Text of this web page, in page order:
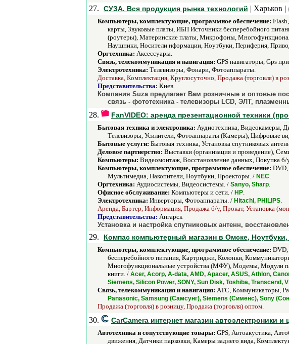
27. СУЗА. Вся продукция рынка технологий | Харьков |
Компьютеры, комплектующие, программное обеспечение:
карты, Звуковые платы, ИБП Источники бесперебойного
(роутеры), Материнские платы, Микрофоны,
Наушники, Носители нформации, Ноутбуки, Периферия,
Оргтехника: Аксессуары.
Связь, телекоммуникация и навигация: GPS навигаторы, Gps
Электротехника: Телевизоры, Фонари, Фотоаппараты.
Доставка, Комплектация, Круглосуточно, Продажа (торговля) в
Представительства: Киев
Компания Suza предлагает Вам розничные и оптовые
связь - фототехника - телевизоры LCD, ЭЛТ,
28. FanVIDEO: аренда презентационной техники
Бытовая техника и электроника: Аудиотехника, Видеокамеры,
Телевизоры, Усилители, Фотоаппараты (Камеры), Цифровые
Бытовые услуги: Бытовая техника, Установка спутниковых
Деловое партнерство: Выставки (организация и проведение),
Компьютеры: Видеомонтаж, Восстановление данных, Покупка б/
Компьютеры, комплектующие, программное обеспечение: DVD,
Мультимедиа, Накопители, Ноутбуки, Проекторы. / NEC.
Оргтехника: Аудиосистемы, Видеосистемы. / Sanyo, Sharp.
Офисное обслуживание: Компьютеры и сети. / HP.
Электротехника: Инверторы, Фотоаппараты. / Hitachi, PHILIPS.
Аренда, Бартер, Информация, Продажа б/у, Прокат, Установка
Представительства: Ангарск
Установка и настройка спутниковых антенн,
29. Компас компьютерный магазин в Омске,
Компьютеры, комплектующие, программное обеспечение:
бесперебойного питания, Картриджи, Колонки,
Многофункциональные устройства (МФУ), Модемы, Модули
книги. / Acer, Acorp, A-data, AMD, Apacer, ASUS, Athlon,
Siemens, Silicon Power, SONY, Sun Disk, Toshiba, Transcend,
Связь, телекоммуникация и навигация: АТС, Коммуникаторы,
Panasonic, Samsung (Самсунг), Siemens (Сименс), Sony
Продажа (торговля) в розницу, Продажа (торговля) оптом.
30. CarCamera интернет магазин автоэлектроники
Автотехника и сопутствующие товары: GPS, Автоакустика,
движения, Датчики парковки, Камеры заднего вида,